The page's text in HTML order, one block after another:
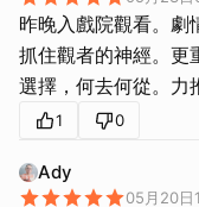
昨晚入戲院觀看。劇
抓住觀者的神經。更
選擇，何去何從。力
1 0
Ady
05月20日